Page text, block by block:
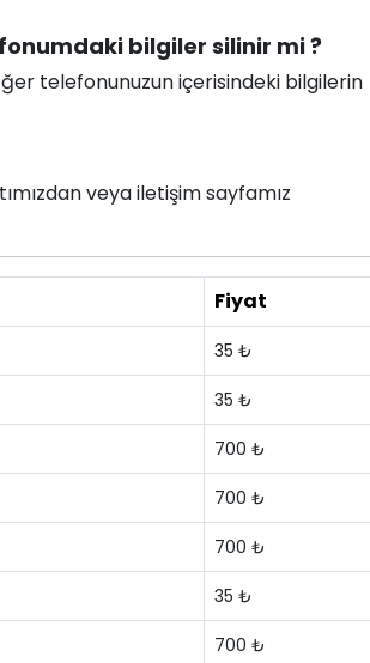
bilgiler silinir mi ?
telefonunuzun içerisindeki bilgilerin
veya iletişim sayfamız
Fiyat
35 ₺
35 ₺
700 ₺
700 ₺
700 ₺
35 ₺
700 ₺